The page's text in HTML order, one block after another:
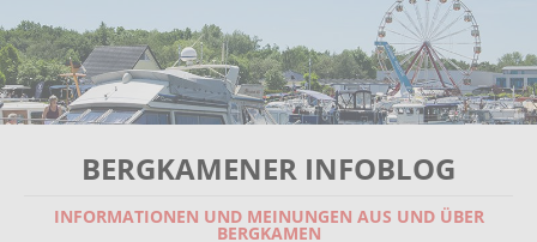
BERGKAMENER INFOBLOG
INFORMATIONEN UND MEINUNGEN AUS UND ÜBER
BERGKAMEN